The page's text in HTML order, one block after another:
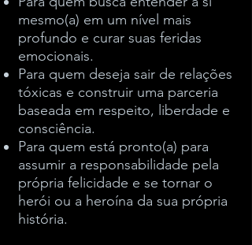
mesmo(a) em um nível mais
profundo e curar suas feridas
emocionais.
Para quem deseja sair de relações
tóxicas e construir uma parceria
baseada em respeito, liberdade e
consciência.
Para quem está pronto(a) para
assumir a responsabilidade pela
própria felicidade e se tornar o
herói ou a heroína da sua própria
história.